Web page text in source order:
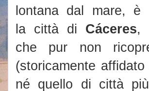
lontana dal mare, è
la città di Cáceres,
che pur non
(storicamente
né quello di città